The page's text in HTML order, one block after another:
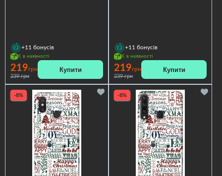
+11 бонусів
Є в наявності
219грн
239 грн
Купити
+11 бонусів
Є в наявності
219грн
239 грн
Купити
-8% -8%